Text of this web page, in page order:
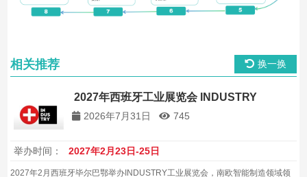
相关推荐 换一换
2027年西班牙工业展览会 INDUSTRY
2026年7月31日 745
举办时间： 2027年2月23日-25日
2027年2月西班牙毕尔巴鄂举办INDUSTRY工业展览会，南欧智能制造领域领